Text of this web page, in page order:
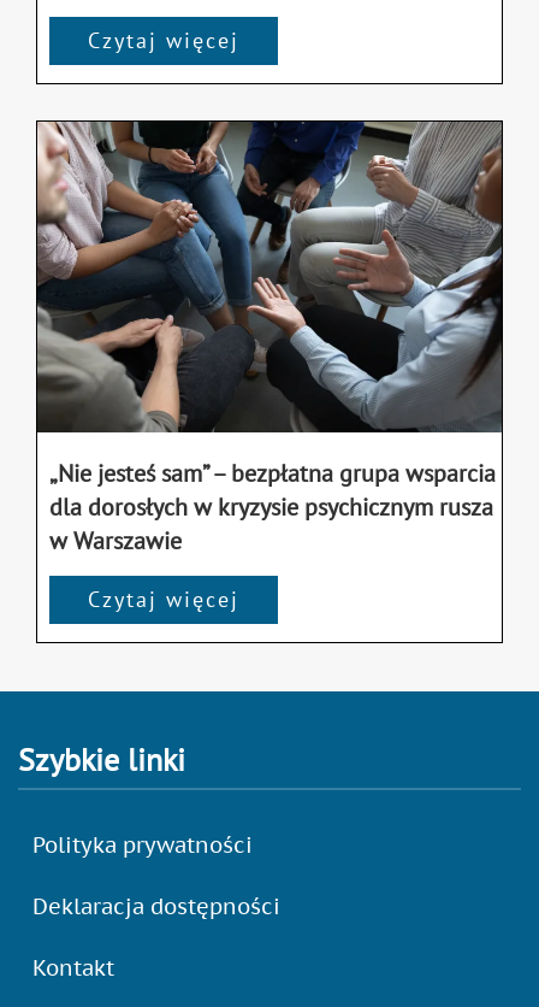
Czytaj więcej
„Nie jesteś sam” – bezpłatna grupa wsparcia
dla dorosłych w kryzysie psychicznym rusza
w Warszawie
Czytaj więcej
Szybkie linki
Polityka prywatności
Deklaracja dostępności
Kontakt